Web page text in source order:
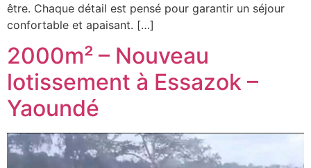
être. Chaque détail est pensé pour garantir un séjour
confortable et apaisant. […]
2000m² – Nouveau
lotissement à Essazok –
Yaoundé